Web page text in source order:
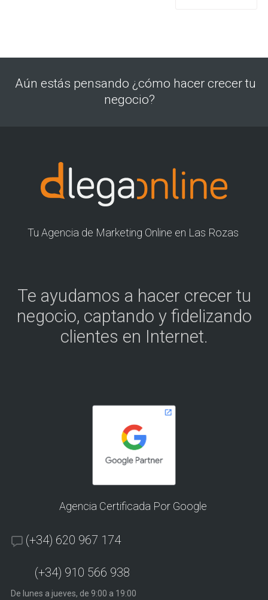
Aún estás pensando ¿cómo hacer crecer tu
negocio?
Tu Agencia de Marketing Online en Las Rozas
Te ayudamos a hacer crecer tu
negocio, captando y fidelizando
clientes en Internet.
Agencia Certificada Por Google
(+34) 620 967 174
(+34) 910 566 938
De lunes a jueves, de 9:00 a 19:00